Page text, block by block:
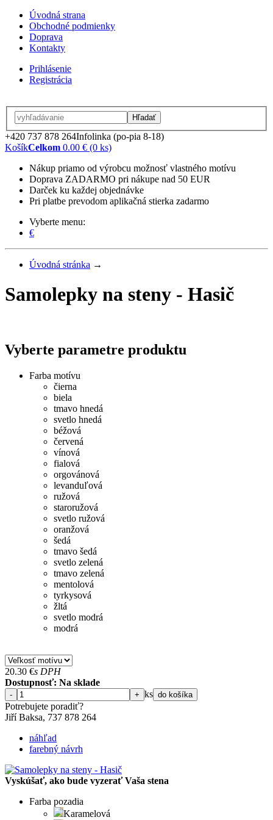
Úvodná strana
Obchodné podmienky
Doprava
Kontakty
Prihlásenie
Registrácia
Hľadať
+420 737 878 264Infolinka (po-pia 8-18)
KošíkCelkom 0.00 € (0 ks)
Nákup priamo od výrobcu možnosť vlastného motívu
Doprava ZADARMO pri nákupe nad 50 EUR
Darček ku každej objednávke
Pri platbe prevodom aplikačná stierka zadarmo
Vyberte menu:
€
Úvodná stránka →
Samolepky na steny - Hasič
Vyberte parametre produktu
Farba motívu
čierna
biela
tmavo hnedá
svetlo hnedá
béžová
červená
vínová
fialová
orgovánová
levanduľová
ružová
staroružová
svetlo ružová
oranžová
šedá
tmavo šedá
svetlo zelená
tmavo zelená
mentolová
tyrkysová
žltá
svetlo modrá
modrá
20.30 €s DPH
Dostupnosť: Na sklade
- + ks do košíka
Potrebujete poradiť?
Jiří Baksa, 737 878 ​​264
náhľad
farebný návrh
Vyskúšať, ako bude vyzerať Vaša stena
Farba pozadia
Karamelová